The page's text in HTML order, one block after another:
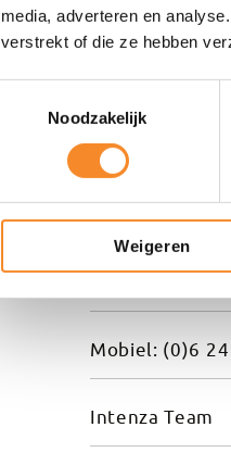
media, adverteren en
verstrekt of die ze hebben
Noodzakelijk
Weigeren
Specialisme
Mijn kracht ligt in
en adviseer
verschil te maken.
Contact
Mobiel: (0)6
Intenza Team